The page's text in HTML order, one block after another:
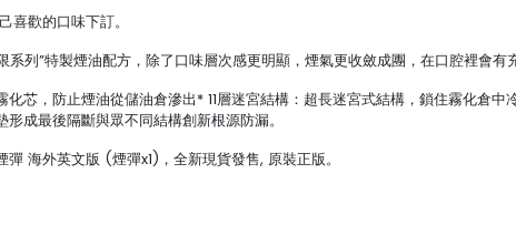
喜歡的口味下訂。
系列”特製煙油配方，除了口味層次感更明顯，煙氣更收斂成團，在口腔裡會有
化芯，防止煙油從儲油倉滲出* 11層迷宮結構：超長迷宮式結構，鎖住霧化
成最後隔斷與眾不同結構創新根源防漏。
彈 海外英文版 (煙彈x1)，全新現貨發售, 原裝正版。